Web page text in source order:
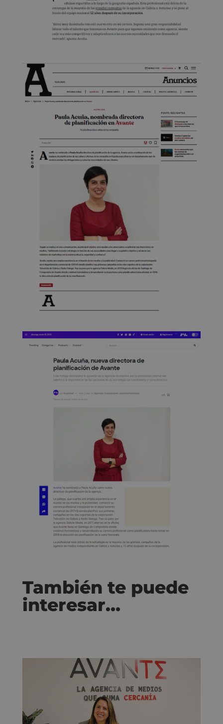
También te puede
interesar…